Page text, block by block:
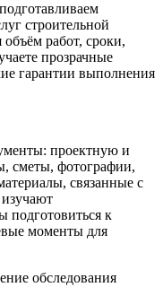
строительной
работ, сроки,
прозрачные
гарантии выполнения
проектную и
сметы, фотографии,
связанные с
подготовиться к
моменты для
обследования